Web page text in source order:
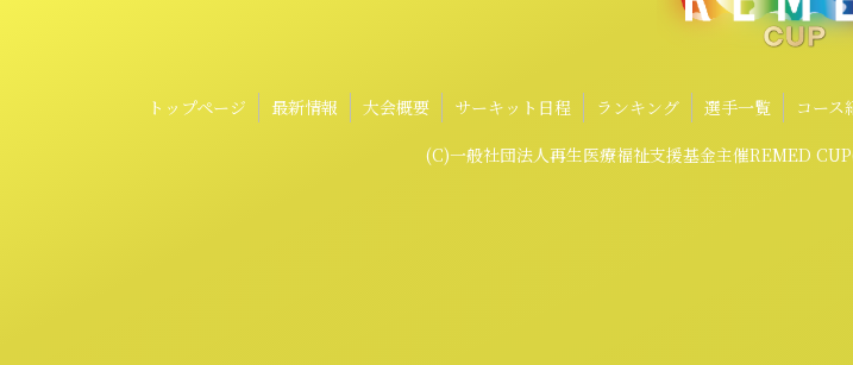
トップページ 最新情報 大会概要 サーキット日程 ランキング 選手一覧 コース
(C)一般社団法人再生医療福祉支援基金主催REMED